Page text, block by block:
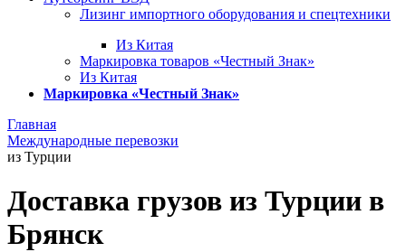
Лизинг импортного оборудования и спецтехники
Из Китая
Маркировка товаров «Честный Знак»
Из Китая
Маркировка «Честный Знак»
Главная
Международные перевозки
из Турции
Доставка грузов из Турции в
Брянск